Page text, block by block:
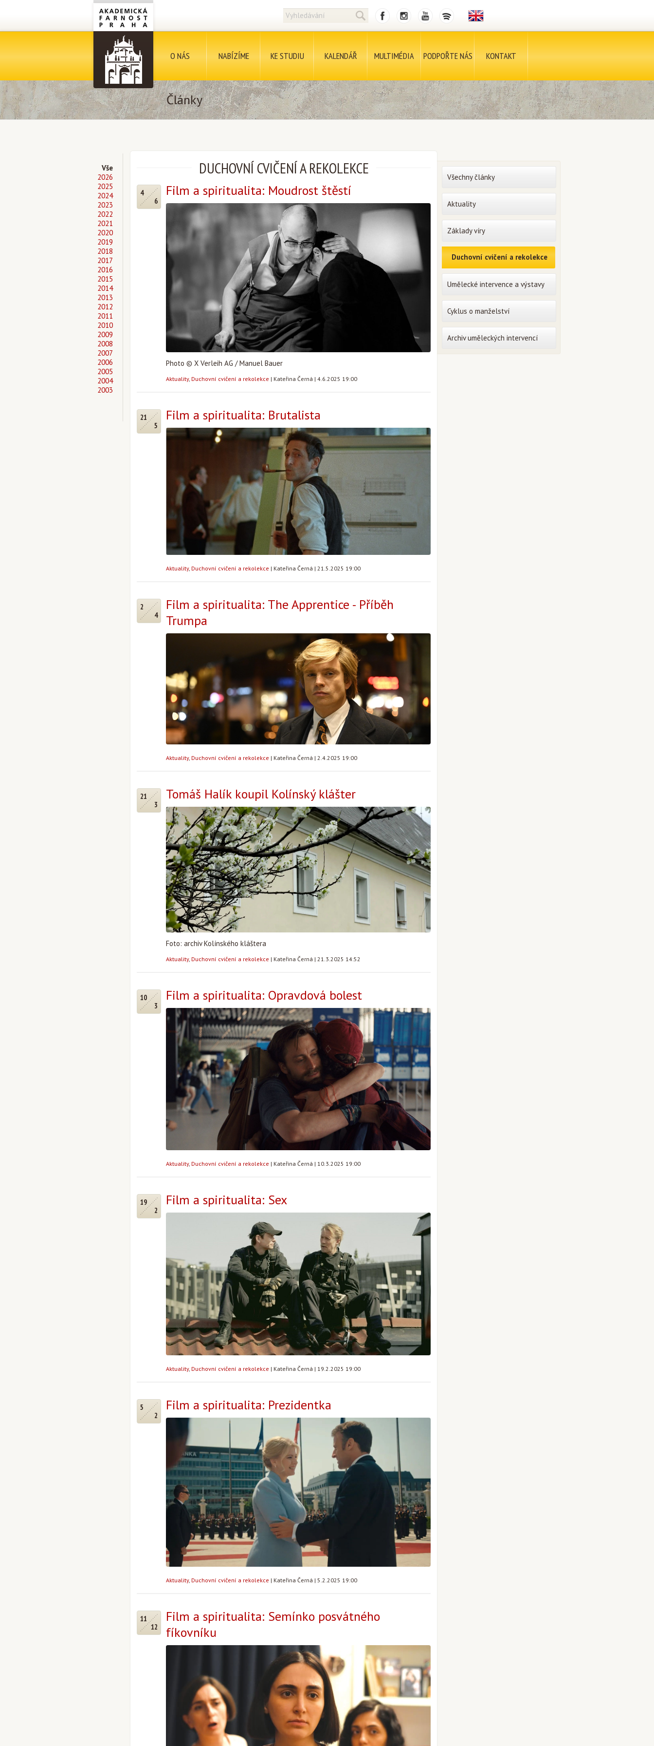
O NÁS NABÍZÍME KE STUDIU KALENDÁŘ MULTIMÉDIA PODPOŘTE NÁS KONTAKT
Články
Vše
2026
2025
2024
2023
2022
2021
2020
2019
2018
2017
2016
2015
2014
2013
2012
2011
2010
2009
2008
2007
2006
2005
2004
2003
DUCHOVNÍ CVIČENÍ A REKOLEKCE
4
6
Film a spiritualita: Moudrost štěstí
Photo © X Verleih AG / Manuel Bauer
Aktuality, Duchovní cvičení a rekolekce | Kateřina Černá | 4.6.2025 19:00
21
5
Film a spiritualita: Brutalista
Aktuality, Duchovní cvičení a rekolekce | Kateřina Černá | 21.5.2025 19:00
2
4
Film a spiritualita: The Apprentice - Příběh
Trumpa
Aktuality, Duchovní cvičení a rekolekce | Kateřina Černá | 2.4.2025 19:00
21
3
Tomáš Halík koupil Kolínský klášter
Foto: archiv Kolínského kláštera
Aktuality, Duchovní cvičení a rekolekce | Kateřina Černá | 21.3.2025 14:52
10
3
Film a spiritualita: Opravdová bolest
Aktuality, Duchovní cvičení a rekolekce | Kateřina Černá | 10.3.2025 19:00
19
2
Film a spiritualita: Sex
Aktuality, Duchovní cvičení a rekolekce | Kateřina Černá | 19.2.2025 19:00
5
2
Film a spiritualita: Prezidentka
Aktuality, Duchovní cvičení a rekolekce | Kateřina Černá | 5.2.2025 19:00
11
12
Film a spiritualita: Semínko posvátného
fíkovníku
Všechny články
Aktuality
Základy víry
Duchovní cvičení a rekolekce
Umělecké intervence a výstavy
Cyklus o manželství
Archiv uměleckých intervencí